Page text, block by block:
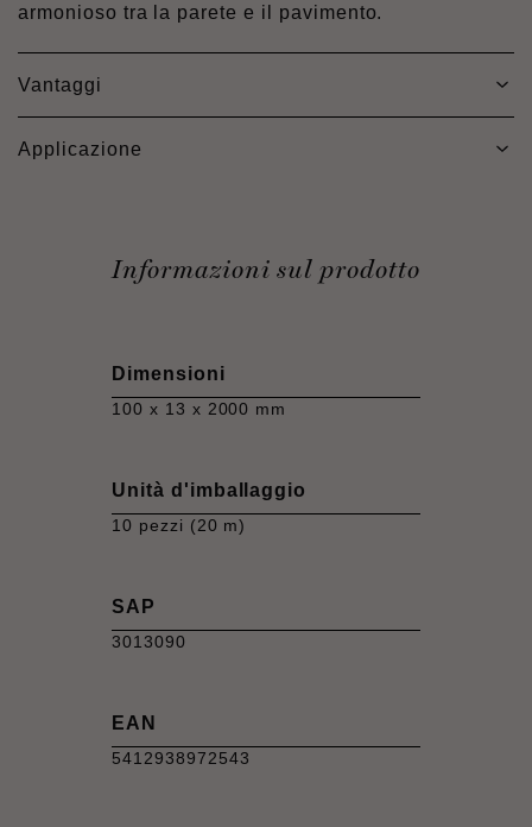
armonioso tra la parete e il pavimento.
Vantaggi
Applicazione
Informazioni sul prodotto
Dimensioni
100 x 13 x 2000 mm
Unità d'imballaggio
10 pezzi (20 m)
SAP
3013090
EAN
5412938972543